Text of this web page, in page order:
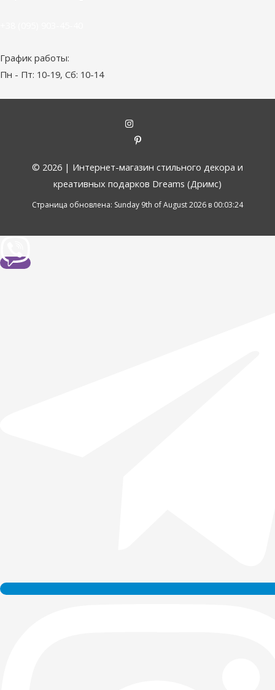
График работы:
Пн - Пт: 10-19, Сб: 10-14
© 2026 | Интернет-магазин стильного декора и
креативных подарков Dreams (Дримс)
Страница обновлена: Sunday 9th of August 2026 в 00:03:24